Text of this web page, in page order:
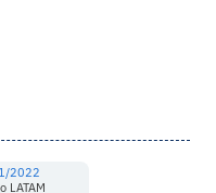
2022
LATAM